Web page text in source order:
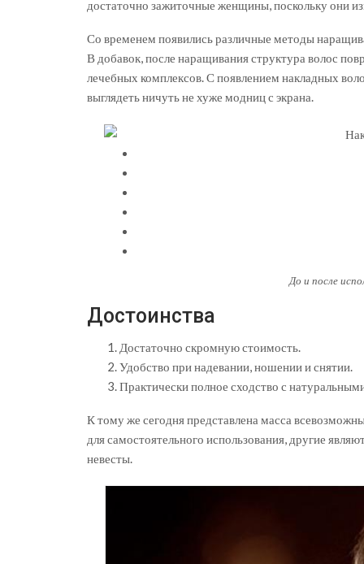
достаточно зажиточные женщины, поскольку они
Со временем появились различные методы
В добавок, после наращивания структура волос
лечебных комплексов. С появлением накладных
выглядеть ничуть не хуже модниц с экрана.
До и после
Достоинства
Достаточно скромную стоимость.
Удобство при надевании, ношении и снятии.
Практически полное сходство с
К тому же сегодня представлена масса
для самостоятельного использования, другие
невесты.